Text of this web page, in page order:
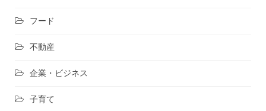
フード
不動産
企業・ビジネス
子育て